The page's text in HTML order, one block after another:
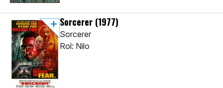
Sorcerer (1977)
Sorcerer
Rol: Nilo